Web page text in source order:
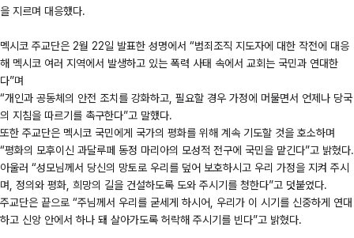
을 지르며 대응했다.
멕시코 주교단은 2월 22일 발표한 성명에서 “범죄조직 지도자에 대한 작전에 대응
해 멕시코 여러 지역에서 발생하고 있는 폭력 사태 속에서 교회는 국민과 연대한
다”며
“개인과 공동체의 안전 조치를 강화하고, 필요할 경우 가정에 머물면서 언제나 당국
의 지침을 따르기를 촉구한다”고 말했다.
또한 주교단은 멕시코 국민에게 국가의 평화를 위해 계속 기도할 것을 호소하며
“평화의 모후이신 과달루페 동정 마리아의 모성적 전구에 국민을 맡긴다”고 밝혔다.
아울러 “성모님께서 당신의 망토로 우리를 덮어 보호하시고 우리 가정을 지켜 주시
며, 정의와 평화, 희망의 길을 건설하도록 도와 주시기를 청한다”고 덧붙였다.
주교단은 끝으로 “주님께서 우리를 굳세게 하시어, 우리가 이 시기를 신중하게 연대
하고 신앙 안에서 하나 돼 살아가도록 허락해 주시기를 빈다”고 밝혔다.